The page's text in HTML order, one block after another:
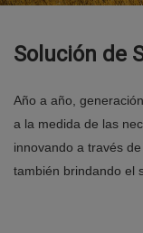
Solución de
Año a año,
a la medida de las
innovando a través
también brindando el